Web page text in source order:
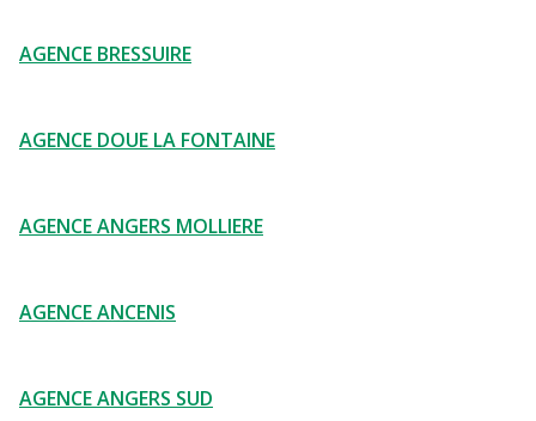
AGENCE BRESSUIRE
AGENCE DOUE LA FONTAINE
AGENCE ANGERS MOLLIERE
AGENCE ANCENIS
AGENCE ANGERS SUD